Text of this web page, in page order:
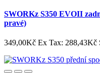
SWORKz S350 EVOII
pravé)
349,00Kč Ex Tax: 288,43Kč